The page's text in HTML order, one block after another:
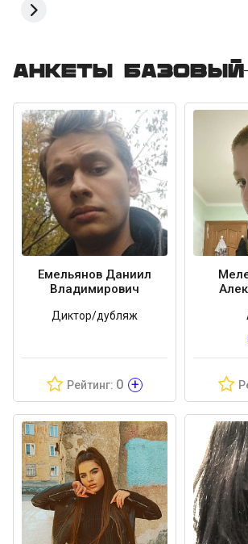
Анкеты
Емельянов Даниил
Владимирович
Диктор/дубляж
Рейтинг: 0 +